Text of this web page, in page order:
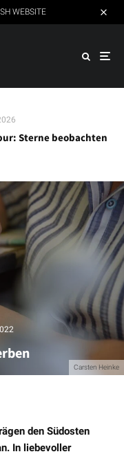
WEBSITE
Sterne beobachten
Carsten Heinke
den Südosten
In liebevoller